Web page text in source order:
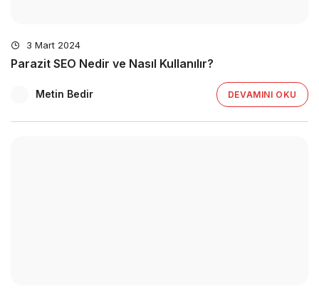
3 Mart 2024
Parazit SEO Nedir ve Nasıl Kullanılır?
Metin Bedir DEVAMINI OKU